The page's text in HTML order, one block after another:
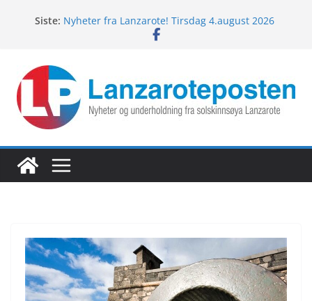
Siste: Nyheter fra Lanzarote! Tirsdag 4.august 2026
Lanzarotes enestående fugleliv
Nyheter fra Lanzarote! Onsdag 5.august 2026